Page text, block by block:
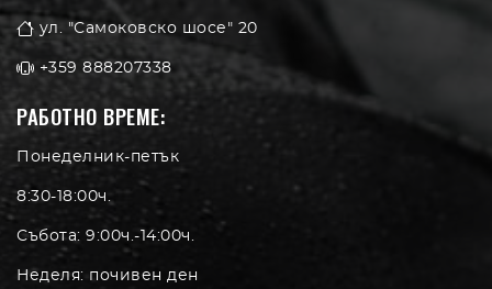
ул. "Самоковско шосе" 20
+359 888207338
РАБОТНО ВРЕМЕ:
Понеделник-петък
8:30-18:00ч.
Събота: 9:00ч.-14:00ч.
Неделя: почивен ден